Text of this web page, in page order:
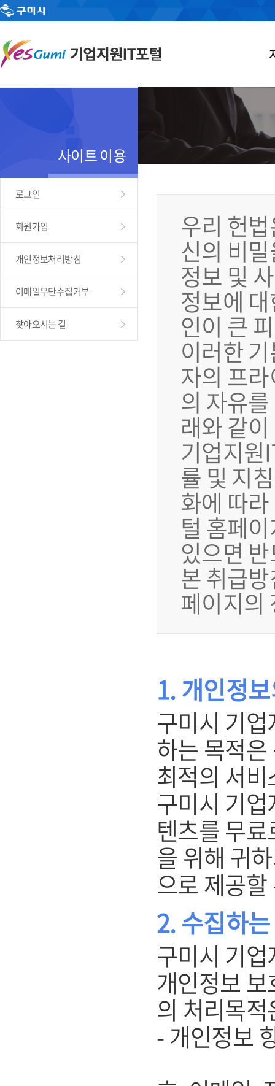
사이트 이용
로그인
회원가입
개인정보처리방침
이메일무단수집거부
찾아오시는 길
우리 헌
신의 비
정보 및
정보에
인이 큰
이러한
자의 프
의 자유
래와 같
기업지원
률 및 지
화에 따
털 홈페
있으면
본 취급
페이지의
1. 개인정
구미시 기
하는 목적
최적의 서
구미시 기
텐츠를 무
을 위해 귀
으로 제공
2. 수집하
구미시 기
개인정보
의 처리목
- 개인정보